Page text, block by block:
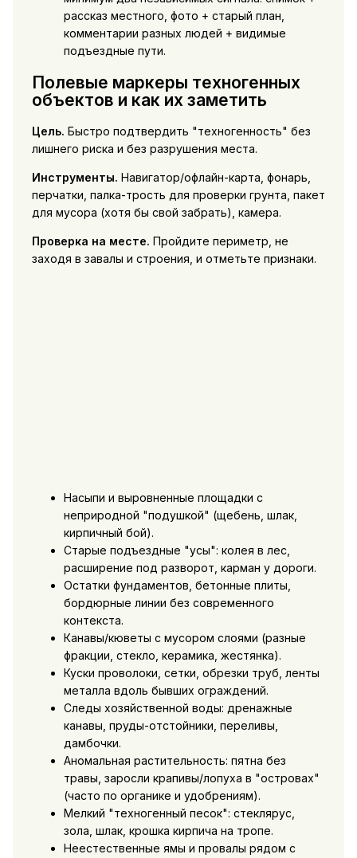
рассказ местного, фото + старый план,
комментарии разных людей + видимые
подъездные пути.
Полевые маркеры техногенных
объектов и как их заметить
Цель. Быстро подтвердить "техногенность" без
лишнего риска и без разрушения места.
Инструменты. Навигатор/офлайн-карта, фонарь,
перчатки, палка-трость для проверки грунта, пакет
для мусора (хотя бы свой забрать), камера.
Проверка на месте. Пройдите периметр, не
заходя в завалы и строения, и отметьте признаки.
Насыпи и выровненные площадки с
неприродной "подушкой" (щебень, шлак,
кирпичный бой).
Старые подъездные "усы": колея в лес,
расширение под разворот, карман у дороги.
Остатки фундаментов, бетонные плиты,
бордюрные линии без современного
контекста.
Канавы/кюветы с мусором слоями (разные
фракции, стекло, керамика, жестянка).
Куски проволоки, сетки, обрезки труб, ленты
металла вдоль бывших ограждений.
Следы хозяйственной воды: дренажные
канавы, пруды-отстойники, переливы,
дамбочки.
Аномальная растительность: пятна без
травы, заросли крапивы/лопуха в "островах"
(часто по органике и удобрениям).
Мелкий "техногенный песок": стеклярус,
зола, шлак, крошка кирпича на тропе.
Неестественные ямы и провалы рядом с